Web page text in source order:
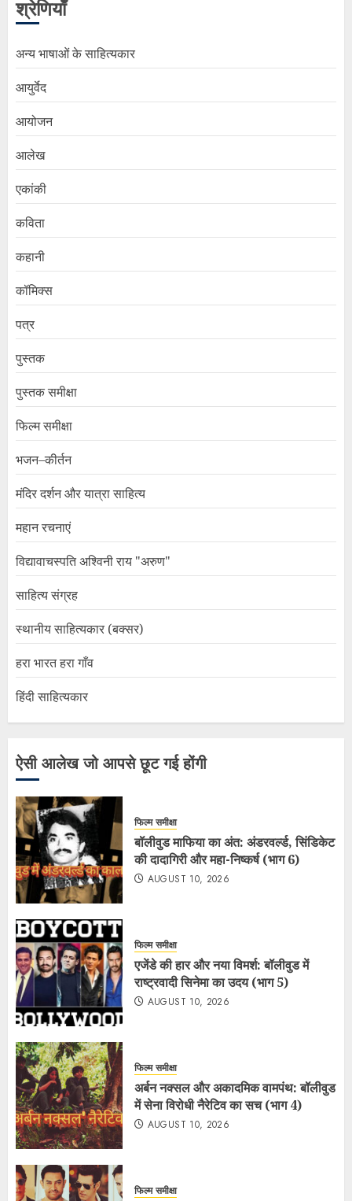
श्रेणियाँ
अन्य भाषाओं के साहित्यकार
आयुर्वेद
आयोजन
आलेख
एकांकी
कविता
कहानी
कॉमिक्स
पत्र
पुस्तक
पुस्तक समीक्षा
फिल्म समीक्षा
भजन–कीर्तन
मंदिर दर्शन और यात्रा साहित्य
महान रचनाएं
विद्यावाचस्पति अश्विनी राय "अरुण"
साहित्य संग्रह
स्थानीय साहित्यकार (बक्सर)
हरा भारत हरा गाँव
हिंदी साहित्यकार
ऐसी आलेख जो आपसे छूट गई होंगी
फिल्म समीक्षा
बॉलीवुड माफिया का अंत: अंडरवर्ल्ड, सिंडिकेट
की दादागिरी और महा-निष्कर्ष (भाग 6)
AUGUST 10, 2026
फिल्म समीक्षा
एजेंडे की हार और नया विमर्श: बॉलीवुड में
राष्ट्रवादी सिनेमा का उदय (भाग 5)
AUGUST 10, 2026
फिल्म समीक्षा
अर्बन नक्सल और अकादमिक वामपंथ: बॉलीवुड
में सेना विरोधी नैरेटिव का सच (भाग 4)
AUGUST 10, 2026
फिल्म समीक्षा